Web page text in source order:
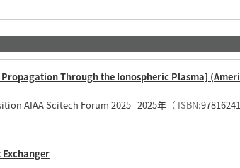
Through the Ionospheric Plasma]
AIAA Scitech Forum 2025 2025年（ ISBN: